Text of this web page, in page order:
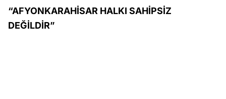
“AFYONKARAHİSAR HALKI SAHİPSİZ
DEĞİLDİR”